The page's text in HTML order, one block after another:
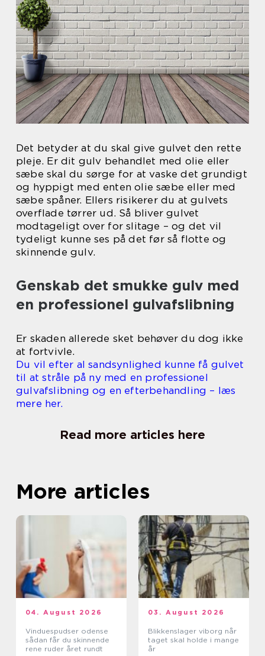
Det betyder at du skal give gulvet den rette
pleje. Er dit gulv behandlet med olie eller
sæbe skal du sørge for at vaske det grundigt
og hyppigt med enten olie sæbe eller med
sæbe spåner. Ellers risikerer du at gulvets
overflade tørrer ud. Så bliver gulvet
modtageligt over for slitage – og det vil
tydeligt kunne ses på det før så flotte og
skinnende gulv.
Genskab det smukke gulv med
en professionel gulvafslibning
Er skaden allerede sket behøver du dog ikke
at fortvivle.
Du vil efter al sandsynlighed kunne få gulvet
til at stråle på ny med en professionel
gulvafslibning og en efterbehandling – læs
mere her.
Read more articles here
More articles
04. August 2026
Vinduespudser odense
sådan får du skinnende
rene ruder året rundt
03. August 2026
Blikkenslager viborg når
taget skal holde i mange
år